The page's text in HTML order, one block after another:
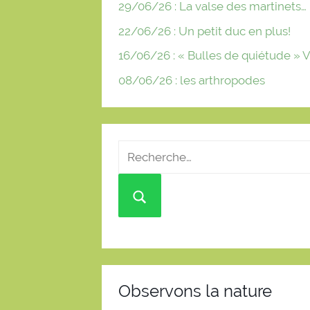
29/06/26 : La valse des martinets…
22/06/26 : Un petit duc en plus!
16/06/26 : « Bulles de quiétude »
08/06/26 : les arthropodes
Observons la nature